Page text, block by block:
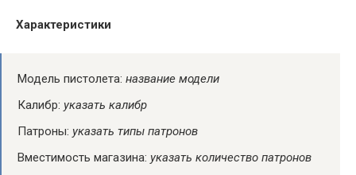
Характеристики
Модель пистолета: название модели
Калибр: указать калибр
Патроны: указать типы патронов
Вместимость магазина: указать количество патронов